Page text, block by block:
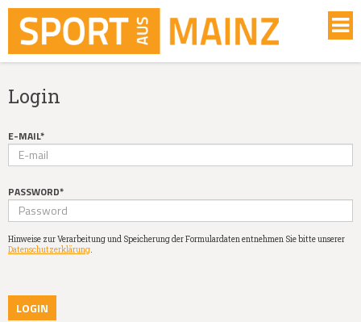
Login
E-MAIL*
PASSWORD*
Hinweise zur Verarbeitung und Speicherung der Formulardaten entnehmen Sie bitte unserer
Datenschutzerklärung.